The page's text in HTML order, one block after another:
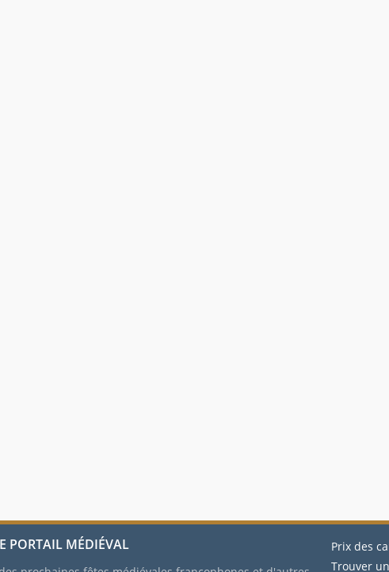
PORTAIL MÉDIÉVAL
Prix des
Trouver